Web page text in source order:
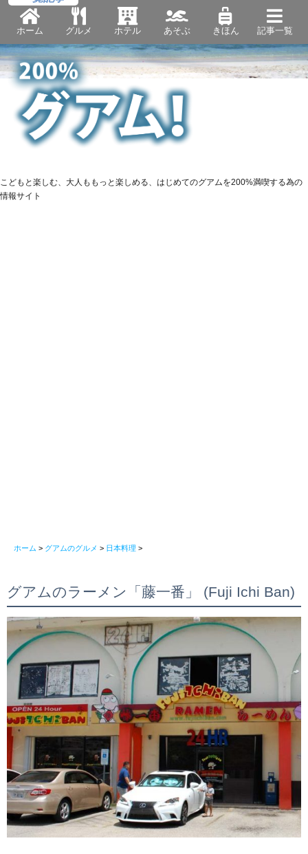
ホーム グルメ ホテル あそぶ きほん 記事一覧
こどもと楽しむ、大人ももっと楽しめる、はじめてのグアムを200%満喫する為の
情報サイト
ホーム > グアムのグルメ > 日本料理 >
グアムのラーメン「藤一番」 (Fuji Ichi Ban)